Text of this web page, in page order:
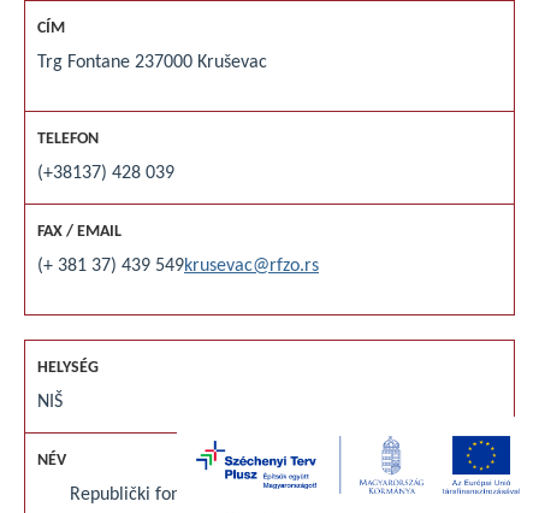
Trg Fontane 237000 Kruševac
(+38137) 428 039
(+ 381 37) 439 549krusevac@rfzo.rs
NIŠ
Republički fond za zdravstveno osiguranje filijala za